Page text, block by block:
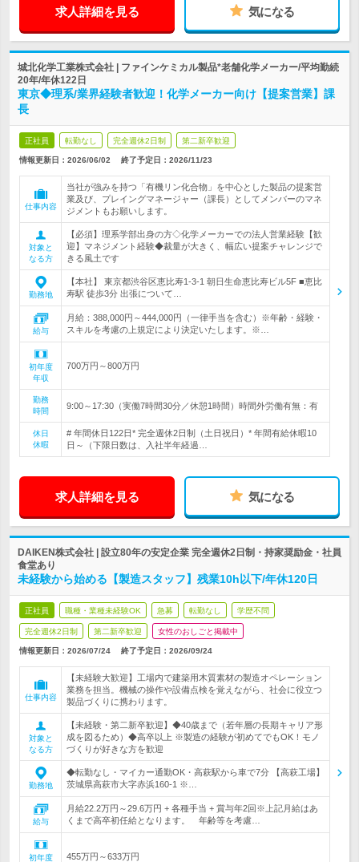
求人詳細を見る 気になる
城北化学工業株式会社 | ファインケミカル製品*老舗化学メーカー/平均勤続
20年/年休122日
東京◆理系/業界経験者歓迎！化学メーカー向け【提案営業】課
長
正社員 転勤なし 完全週休2日制 第二新卒歓迎
情報更新日：2026/06/02 終了予定日： 2026/11/23
仕事内容
当社が強みを持つ「有機リン化合物」を中心とした製品の提案営
業及び、プレイングマネージャー（課長）としてメンバーのマネ
ジメントもお願いします。
対象と
なる方
【必須】理系学部出身の方◇化学メーカーでの法人営業経験【歓
迎】マネジメント経験◆裁量が大きく、幅広い提案チャレンジで
きる風土です
勤務地
【本社】 東京都渋谷区恵比寿1-3-1 朝日生命恵比寿ビル5F ■恵比
寿駅 徒歩3分 出張について…
給与
月給：388,000円～444,000円（一律手当を含む）※年齢・経験・
スキルを考慮の上規定により決定いたします。※…
初年度
年収
700万円～800万円
勤務
時間
9:00～17:30（実働7時間30分／休憩1時間）時間外労働有無：有
休日
休暇
# 年間休日122日* 完全週休2日制（土日祝日）* 年間有給休暇10
日～（下限日数は、入社半年経過…
求人詳細を見る 気になる
DAIKEN株式会社 | 設立80年の安定企業 完全週休2日制・持家奨励金・社員
食堂あり
未経験から始める【製造スタッフ】残業10h以下/年休120日
正社員 職種・業種未経験OK 急募 転勤なし 学歴不問
完全週休2日制 第二新卒歓迎 女性のおしごと掲載中
情報更新日：2026/07/24 終了予定日： 2026/09/24
仕事内容
【未経験大歓迎】工場内で建築用木質素材の製造オペレーション
業務を担当。機械の操作や設備点検を覚えながら、社会に役立つ
製品づくりに携わります。
対象と
なる方
【未経験・第二新卒歓迎】◆40歳まで（若年層の長期キャリア形
成を図るため）◆高卒以上 ※製造の経験が初めてでもOK！モノ
づくりが好きな方を歓迎
勤務地
◆転勤なし・マイカー通勤OK・高萩駅から車で7分 【高萩工場】
茨城県高萩市大字赤浜160-1 ※…
給与
月給22.2万円～29.6万円 + 各種手当 + 賞与年2回※上記月給はあ
くまで高卒初任給となります。 年齢等を考慮…
初年度
455万円～633万円